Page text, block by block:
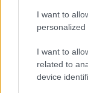
I want to
personalized
I want to
related to
device
Δείτε